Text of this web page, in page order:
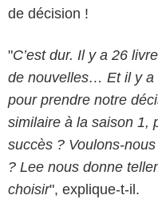
de décision !
"C’est dur. Il y a 26
de nouvelles… Et il y a
pour prendre notre
similaire à la saison 1,
succès ? Voulons-
? Lee nous donne
choisir", explique-t-il.